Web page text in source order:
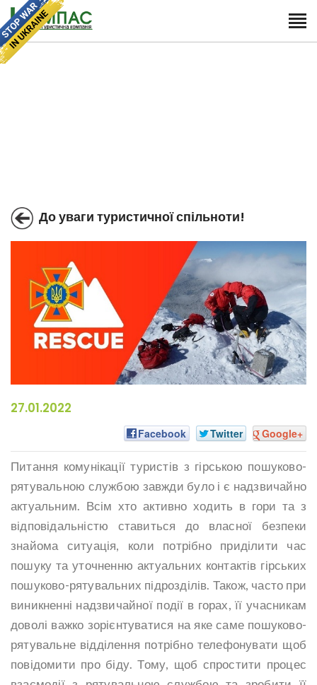
До уваги туристичної спільноти!
27.01.2022
Facebook Twitter Google+
Питання комунікації туристів з гірською пошуково-
рятувальною службою завжди було і є надзвичайно
актуальним. Всім хто активно ходить в гори та з
відповідальністю ставиться до власної безпеки
знайома ситуація, коли потрібно приділити час
пошуку та уточненню актуальних контактів гірських
пошуково-рятувальних підрозділів. Також, часто при
виникненні надзвичайної події в горах, її учасникам
доволі важко зорієнтуватися на яке саме пошуково-
рятувальне відділення потрібно телефонувати щоб
повідомити про біду. Тому, щоб спростити процес